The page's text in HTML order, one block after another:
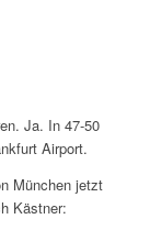
Ja. In 47-50
Airport.
München jetzt
Kästner: